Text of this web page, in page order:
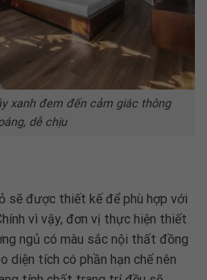
xanh đem đến cảm giác thông
dễ chịu
sẽ được thiết kế để phù hợp với
vì vậy, đơn vị thực hiện thiết
ngủ có màu sắc nội thất đồng
diện tích có phần hạn chế nên